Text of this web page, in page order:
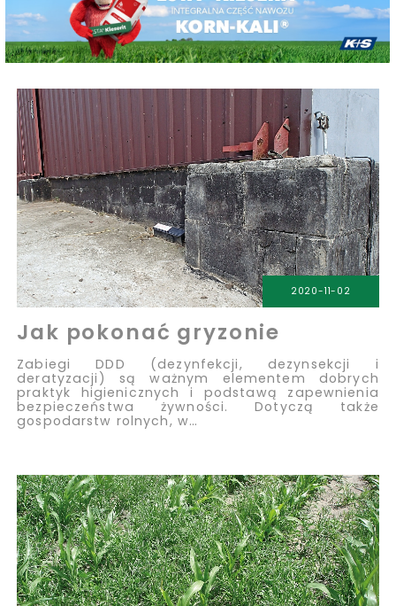
2020-11-02
Jak pokonać gryzonie
Zabiegi DDD (dezynfekcji, dezynsekcji i
deratyzacji) są ważnym elementem dobrych
praktyk higienicznych i podstawą zapewnienia
bezpieczeństwa żywności. Dotyczą także
gospodarstw rolnych, w…